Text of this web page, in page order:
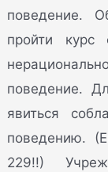
поведение.
пройти курс
поведение.
явиться
поведению.
229!!)